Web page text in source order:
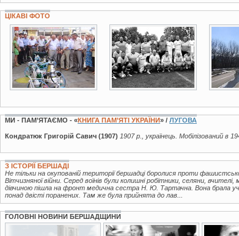
ЦІКАВІ ФОТО
4 фото 2 фото
МИ - ПАМ’ЯТАЄМО - «КНИГА ПАМ’ЯТІ УКРАЇНИ» / ЛУГОВА
Кондратюк Григорій Савич (1907) 1907 р., українець. Мобілізований в
З ІСТОРІЇ БЕРШАДІ
Не тільки на окупованій території бершадці боролися проти
Вітчизняної війни. Серед воїнів були колишні робітники, селяни,
дівчиною пішла на фронт медична сестра Н. Ю. Тартачна. Вона брала
понад двісті поранених. Там же була прийнята до лав...
ГОЛОВНІ НОВИНИ БЕРШАДЩИНИ